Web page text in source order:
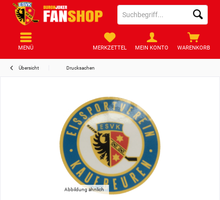
WARENKORB
MERKZETTEL MEIN KONTO
MENÜ
Übersicht Drucksachen
Abbildung ähnlich